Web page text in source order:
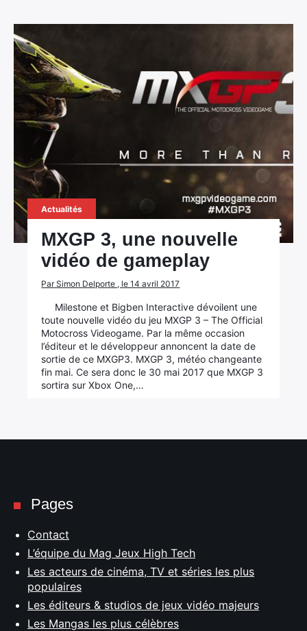
Actualités
MXGP 3, une nouvelle
vidéo de gameplay
Par Simon Delporte , le 14 avril 2017
Milestone et Bigben Interactive dévoilent une
toute nouvelle vidéo du jeu MXGP 3 – The Official
Motocross Videogame. Par la même occasion
l’éditeur et le développeur annoncent la date de
sortie de ce MXGP3. MXGP 3, météo changeante
fin mai. Ce sera donc le 30 mai 2017 que MXGP 3
sortira sur Xbox One,…
Pages
Contact
L’équipe du Mag Jeux High Tech
Les acteurs de cinéma, TV et séries les plus
populaires
Les éditeurs & studios de jeux vidéo majeurs
Les Mangas les plus célèbres
×
Rechercher